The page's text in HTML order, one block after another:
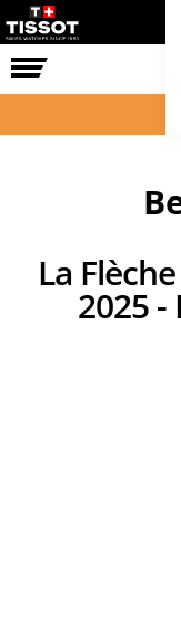
COURSE
La Flèche Wallonne Femmes
2025 -